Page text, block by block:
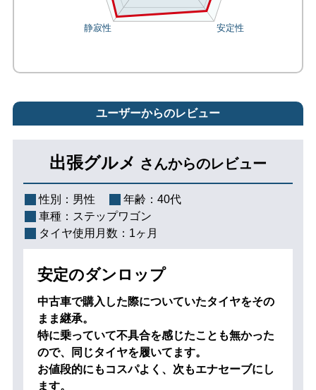
ユーザーからのレビュー
出張グルメ さんからのレビュー
性別： 男性 年齢： 40代
車種： ステップワゴン
タイヤ使用月数： 1ヶ月
安定のダンロップ
中古車で購入した際についていたタイヤをその
まま継承。
特に乗っていて不具合を感じたことも無かった
ので、同じタイヤを履いてます。
お値段的にもコスパよく、次もエナセーブにし
ます。